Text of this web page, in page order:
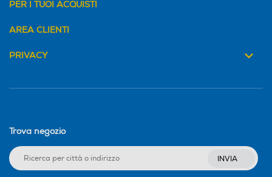
PER I TUOI ACQUISTI
AREA CLIENTI
PRIVACY
Trova negozio
INVIA